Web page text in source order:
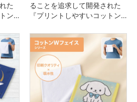
た
ン
イ
ることを追求して開発された
『プリントしやすいコットン
ズに、カラビナ付きのハンド
タオルが登場です。